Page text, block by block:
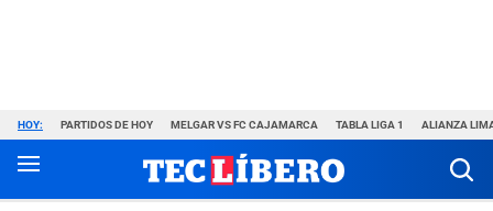
HOY: PARTIDOS DE HOY MELGAR VS FC CAJAMARCA TABLA LIGA 1 ALIANZA